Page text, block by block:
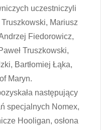
uczestniczyli
Mariusz
Fiedorowicz,
Truszkowski,
Bartłomiej Łąka,
Maryn.
następujący
specjalnych Nomex,
Hooligan, osłona